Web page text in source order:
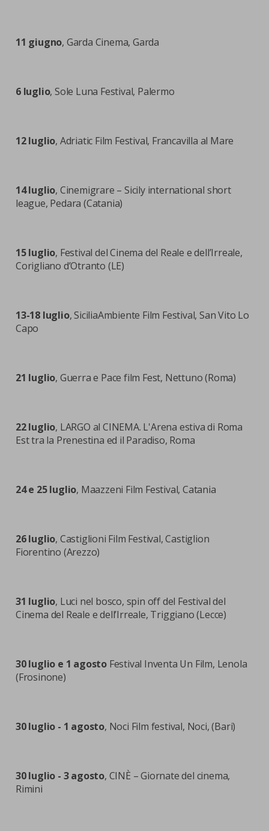
11 giugno, Garda Cinema, Garda
6 luglio, Sole Luna Festival, Palermo
12 luglio, Adriatic Film Festival, Francavilla al Mare
14 luglio, Cinemigrare – Sicily international short
league, Pedara (Catania)
15 luglio, Festival del Cinema del Reale e dell’Irreale,
Corigliano d’Otranto (LE)
13-18 luglio, SiciliaAmbiente Film Festival, San Vito Lo
Capo
21 luglio, Guerra e Pace film Fest, Nettuno (Roma)
22 luglio, LARGO al CINEMA. L'Arena estiva di Roma
Est tra la Prenestina ed il Paradiso, Roma
24 e 25 luglio, Maazzeni Film Festival, Catania
26 luglio, Castiglioni Film Festival, Castiglion
Fiorentino (Arezzo)
31 luglio, Luci nel bosco, spin off del Festival del
Cinema del Reale e dell’Irreale, Triggiano (Lecce)
30 luglio e 1 agosto Festival Inventa Un Film, Lenola
(Frosinone)
30 luglio - 1 agosto, Noci Film festival, Noci, (Bari)
30 luglio - 3 agosto, CINÈ – Giornate del cinema,
Rimini